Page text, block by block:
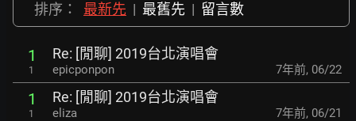
排序： 最新先 | 最舊先 | 留言數
1
1
Re: [閒聊] 2019台北演唱會
epicponpon 7年前, 06/22
1
1
Re: [閒聊] 2019台北演唱會
eliza 7年前, 06/21